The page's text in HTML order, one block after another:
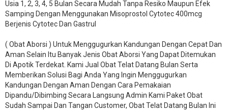
Usia 1, 2, 3, 4, 5 Bulan Secara Mudah Tanpa Resiko Maupun Efek
Samping Dengan Menggunakan Misoprostol Cytotec 400mcg
Berjenis Cytotec Dan Gastrul
( Obat Aborsi ) Untuk Menggugurkan Kandungan Dengan Cepat Dan
Aman Selain Itu Banyak Jenis Obat Aborsi Yang Dapat Ditemukan
Di Apotik Terdekat. Kami Jual Obat Telat Datang Bulan Serta
Memberikan Solusi Bagi Anda Yang Ingin Menggugurkan
Kandungan Dengan Aman Dengan Cara Pemakaian
Dipandu/Dibimbing Secara Langsung Admin Kami Paket Obat
Sudah Sampai Dan Tangan Customer, Obat Telat Datang Bulan Ini